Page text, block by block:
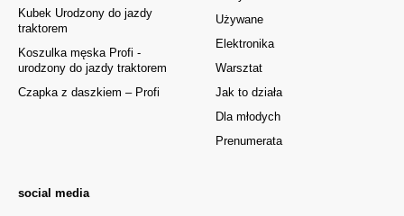
Używane
Elektronika
Warsztat
Jak to działa
Dla młodych
Prenumerata
Kubek Urodzony do jazdy
traktorem
Koszulka męska Profi -
urodzony do jazdy traktorem
Czapka z daszkiem – Profi
social media